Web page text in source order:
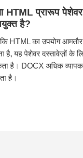
HTML प्रारूप
है?
HTML का उपयोग आमतौर
है, यह पेशेवर दस्तावेज़ों के
है। DOCX अधिक व्यापक
है।